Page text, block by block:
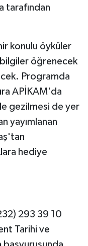
tarafından
konulu öyküler
öğrenecek
Programda
APİKAM'da
gezilmesi de yer
yayımlanan
hediye
293 39 10
Tarihi ve